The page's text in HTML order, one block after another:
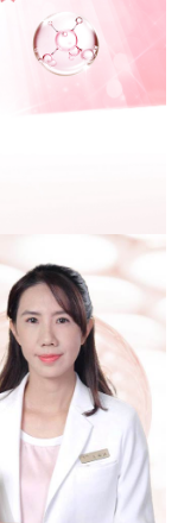
日，確認付款後即完
認頁面所載為準。
過，訂單將自動取
分期系統評分，恕無
結算日後寄送繳費提
大直營門市／銀行轉
本公司）所提供，讓
店將買賣／分期付款
帳款。
，商店將以您的個人
蒐集、處理及利用，
及更正。
userRule
式。 讓您購物簡單
「AFTEE先享後付」
結，可透過四大超商／
成。
要取消訂單，請聯絡
，需透過AFTEE先享
顯示為準，若有關於
繫「AFTEE先享後付
support/home
享後付」服務完成之交
相關給付款項請求債
員專區綁定中華電信
金額 (1點等於1元)。